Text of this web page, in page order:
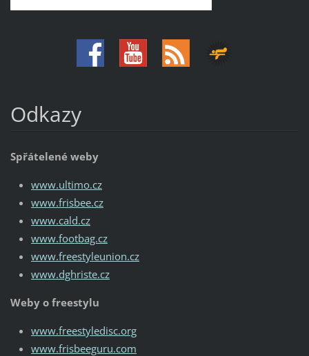
Odkazy
Spřátelené weby
www.ultimo.cz
www.frisbee.cz
www.cald.cz
www.footbag.cz
www.freestyleunion.cz
www.dghriste.cz
Weby o freestylu
www.freestyledisc.org
www.frisbeeguru.com